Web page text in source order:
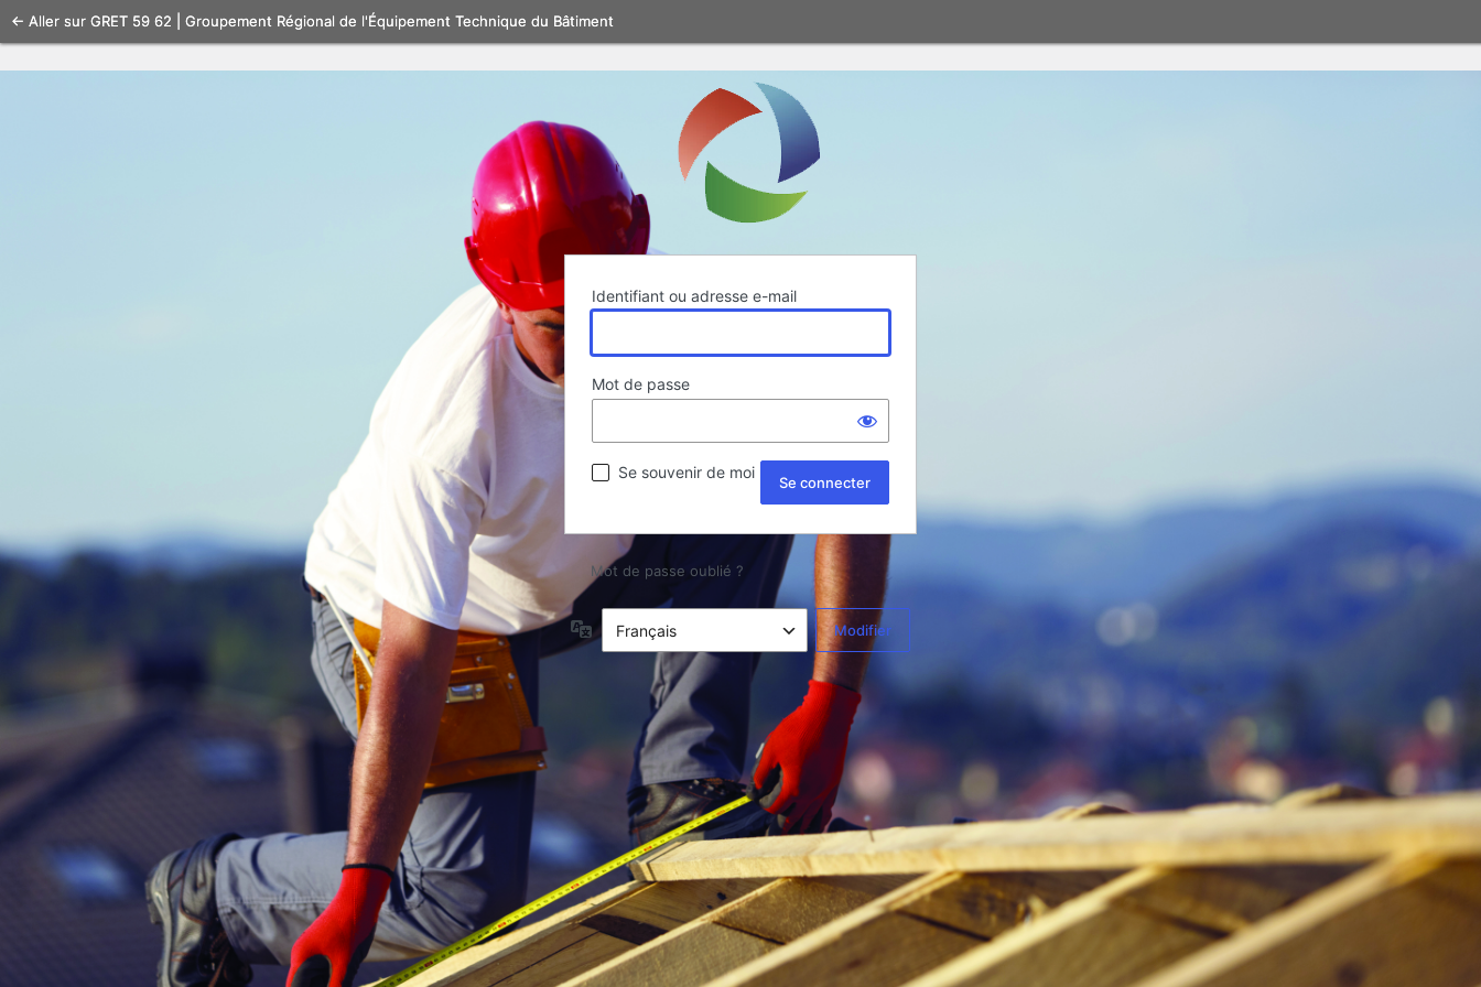
Se
connecter
Identifiant ou adresse e-mail
Mot de passe
Se souvenir de moi
Mot de passe oublié ?
← Aller sur GRET 59 62 | Groupement Régional de l'Équipement Technique du Bâtiment
Langue